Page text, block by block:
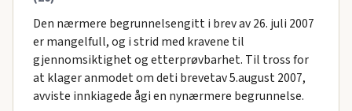
Den nærmere begrunnelsengitt i brev av 26. juli 2007
er mangelfull, og i strid med kravene til
gjennomsiktighet og etterprøvbarhet. Til tross for
at klager anmodet om deti brevetav 5.august 2007,
avviste innkiagede ågi en nynærmere begrunnelse.